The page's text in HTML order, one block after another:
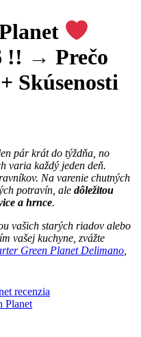
!! → Prečo
+ Skúsenosti
pár krát do týždňa, no
varia každý jeden deň.
Na varenie chutných
potravín, ale dôležitou
a hrnce.
vašich starých riadov alebo
vašej kuchyne, zvážte
Green Planet Delimano
Planet